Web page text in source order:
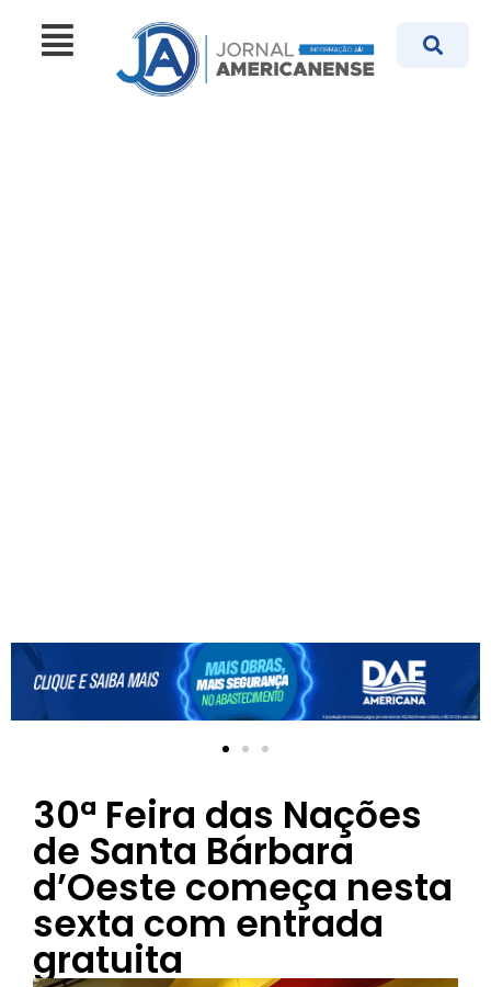
30ª Feira das Nações
de Santa Bárbara
d’Oeste começa nesta
sexta com entrada
gratuita